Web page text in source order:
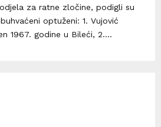
za ratne zločine, podigli su
optuženi: 1. Vujović
1967. godine u Bileći, 2....